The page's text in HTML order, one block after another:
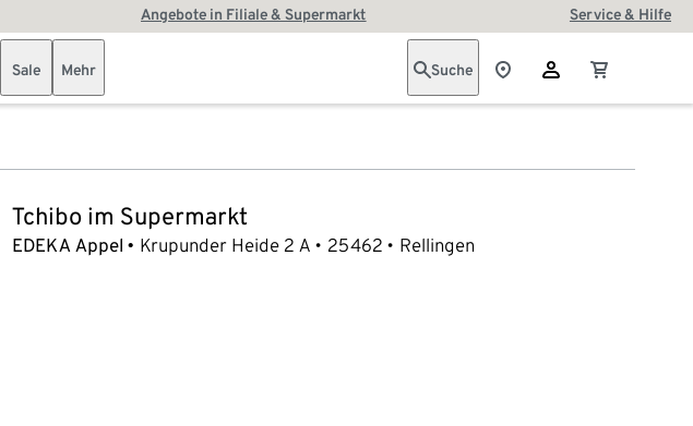
Angebote in Filiale & Supermarkt Service & Hilfe
Sale Mehr Suche
Tchibo im Supermarkt
EDEKA Appel Krupunder Heide 2 A 25462 Rellingen